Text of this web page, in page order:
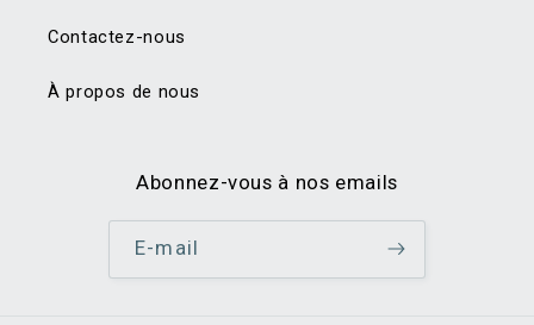
Contactez-nous
À propos de nous
Abonnez-vous à nos emails
E-mail